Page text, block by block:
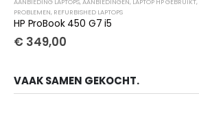
PROBLEMEN REFURBISHED LAPTOPS
HP ProBook 450 G7 i5
€ 349,00
VAAK SAMEN GEKOCHT.